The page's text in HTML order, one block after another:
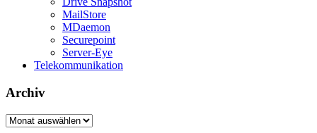
MailStore
MDaemon
Securepoint
Server-Eye
Telekommunikation
Archiv
Archiv